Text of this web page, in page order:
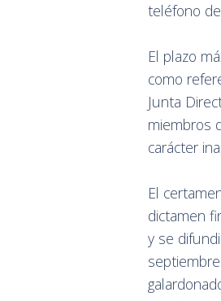
teléfono
El plazo
como
Junta
miembros
carácter
El
dictamen
y se